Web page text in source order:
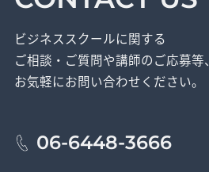
ビジネススクールに関する
ご相談・ご質問や講師のご応募等、
お気軽にお問い合わせください。
06-6448-3666